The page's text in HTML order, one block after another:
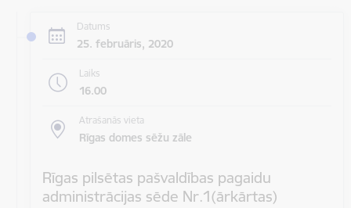
Datums
25. februāris, 2020
Laiks
16.00
Atrašanās vieta
Rīgas domes sēžu zāle
Rīgas pilsētas pašvaldības pagaidu
administrācijas sēde Nr.1(ārkārtas)